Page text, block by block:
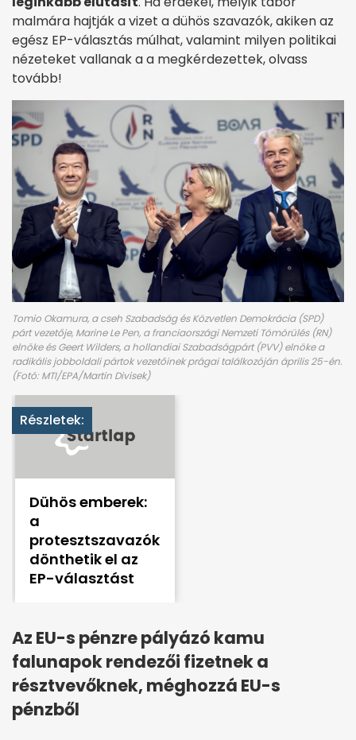
malmára hajtják a vizet a dühös szavazók, akiken az
egész EP-választás múlhat, valamint milyen politikai
nézeteket vallanak a a megkérdezettek, olvass
tovább!
Tomio Okamura, a cseh Szabadság és Közvetlen Demokrácia (SPD)
párt vezetője, Marine Le Pen, a franciaországi Nemzeti Tömörülés (RN)
elnöke és Geert Wilders, a hollandiai Szabadságpárt (PVV) elnöke a
radikális jobboldali pártok vezetőinek prágai találkozóján április 25-én.
(Fotó: MTI/EPA/Martin Divisek)
Részletek:
Dühös emberek:
a
protesztszavazók
dönthetik el az
EP-választást
Az EU-s pénzre pályázó kamu
falunapok rendezői fizetnek a
résztvevőknek, méghozzá EU-s
pénzből